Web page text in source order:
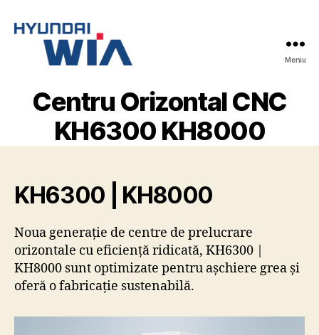
Mașini
Meniu
Centru Orizontal CNC
KH6300 KH8000
KH6300 | KH8000
Noua generație de centre de prelucrare
orizontale cu eficiență ridicată, KH6300 |
KH8000 sunt optimizate pentru așchiere grea și
oferă o fabricație sustenabilă.